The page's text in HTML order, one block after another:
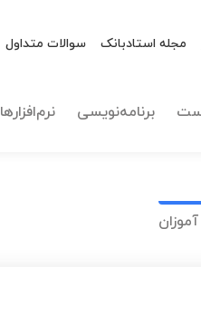
مجله استادبانک سوالات متداول
برنامه‌نویسی نرم‌افزارها